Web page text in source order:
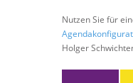
Nutzen Sie für
Holger